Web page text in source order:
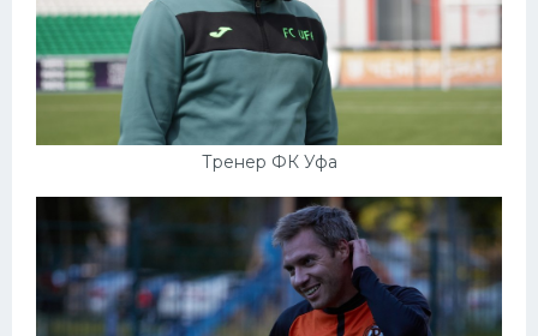
Тренер ФК Уфа
Еще картинки...
Футбол
Баскетбол
Велогонки
Конькобежный спорт
Тренажеры